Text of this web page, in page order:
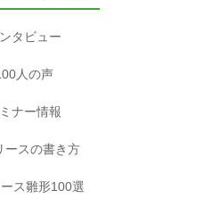
タビュー
人の声
ナー情報
ースの書き方
ス雛形100選